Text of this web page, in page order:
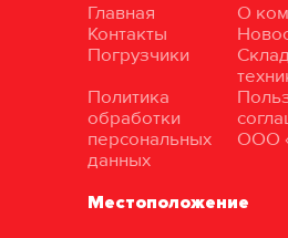
Главная
О
Контакты
Погрузчики
Политика
обработки
персональных
данных
ООО
Местоположение